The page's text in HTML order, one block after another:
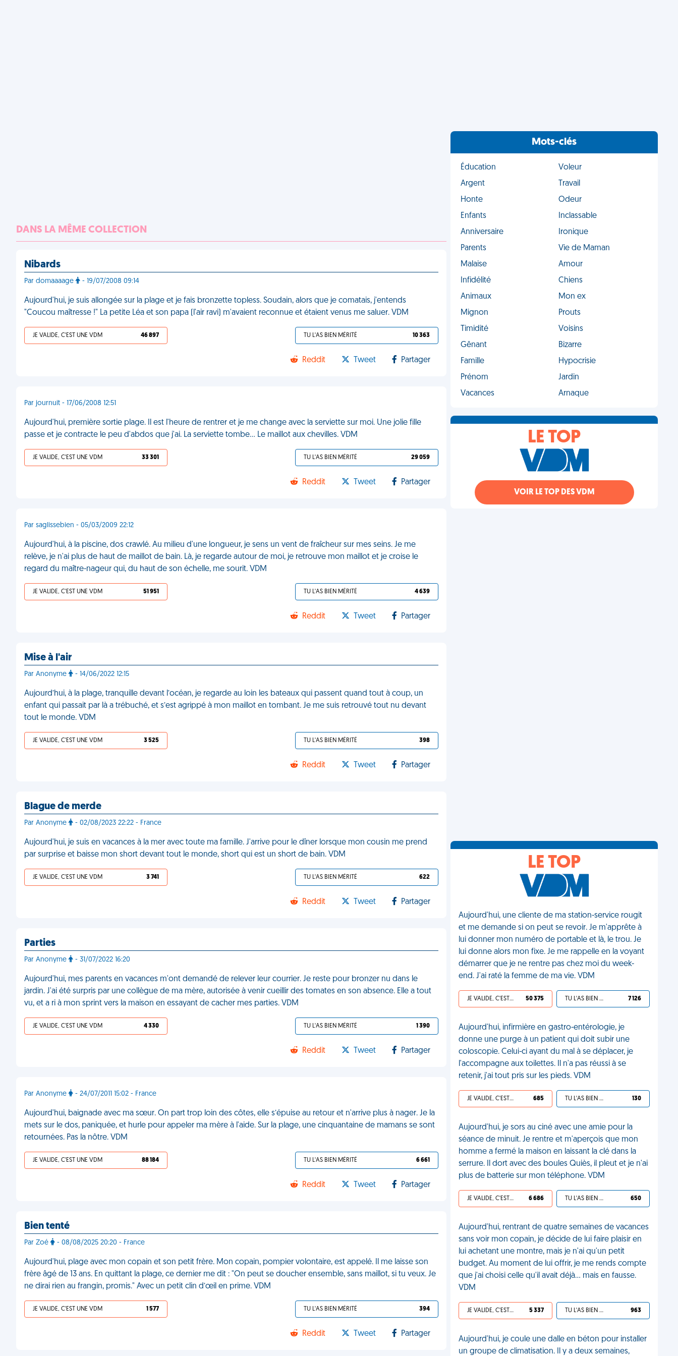
DANS LA MÊME COLLECTION
Nibards
Par domaaaage - 19/07/2008 09:14
Aujourd'hui, je suis allongée sur la plage et je fais bronzette topless. Soudain, alors que je comatais, j'entends
"Coucou maîtresse !" La petite Léa et son papa (l'air ravi) m'avaient reconnue et étaient venus me saluer. VDM
JE VALIDE, C'EST UNE VDM 46 897 TU L'AS BIEN MÉRITÉ 10 363
Reddit Tweet Partager
Par journuit - 17/06/2008 12:51
Aujourd'hui, première sortie plage. Il est l'heure de rentrer et je me change avec la serviette sur moi. Une jolie fille
passe et je contracte le peu d'abdos que j'ai. La serviette tombe... Le maillot aux chevilles. VDM
JE VALIDE, C'EST UNE VDM 33 301 TU L'AS BIEN MÉRITÉ 29 059
Reddit Tweet Partager
Par saglissebien - 05/03/2009 22:12
Aujourd'hui, à la piscine, dos crawlé. Au milieu d'une longueur, je sens un vent de fraîcheur sur mes seins. Je me
relève, je n'ai plus de haut de maillot de bain. Là, je regarde autour de moi, je retrouve mon maillot et je croise le
regard du maître-nageur qui, du haut de son échelle, me sourit. VDM
JE VALIDE, C'EST UNE VDM 51 951 TU L'AS BIEN MÉRITÉ 4 639
Reddit Tweet Partager
Mise à l'air
Par Anonyme - 14/06/2022 12:15
Aujourd’hui, à la plage, tranquille devant l’océan, je regarde au loin les bateaux qui passent quand tout à coup, un
enfant qui passait par là a trébuché, et s’est agrippé à mon maillot en tombant. Je me suis retrouvé tout nu devant
tout le monde. VDM
JE VALIDE, C'EST UNE VDM 3 525 TU L'AS BIEN MÉRITÉ 398
Reddit Tweet Partager
Blague de merde
Par Anonyme - 02/08/2023 22:22 - France
Aujourd'hui, je suis en vacances à la mer avec toute ma famille. J'arrive pour le dîner lorsque mon cousin me prend
par surprise et baisse mon short devant tout le monde, short qui est un short de bain. VDM
JE VALIDE, C'EST UNE VDM 3 741 TU L'AS BIEN MÉRITÉ 622
Reddit Tweet Partager
Parties
Par Anonyme - 31/07/2022 16:20
Aujourd'hui, mes parents en vacances m'ont demandé de relever leur courrier. Je reste pour bronzer nu dans le
jardin. J'ai été surpris par une collègue de ma mère, autorisée à venir cueillir des tomates en son absence. Elle a tout
vu, et a ri à mon sprint vers la maison en essayant de cacher mes parties. VDM
JE VALIDE, C'EST UNE VDM 4 330 TU L'AS BIEN MÉRITÉ 1 390
Reddit Tweet Partager
Par Anonyme - 24/07/2011 15:02 - France
Aujourd'hui, baignade avec ma sœur. On part trop loin des côtes, elle s’épuise au retour et n'arrive plus à nager. Je la
mets sur le dos, paniquée, et hurle pour appeler ma mère à l'aide. Sur la plage, une cinquantaine de mamans se sont
retournées. Pas la nôtre. VDM
JE VALIDE, C'EST UNE VDM 88 184 TU L'AS BIEN MÉRITÉ 6 661
Reddit Tweet Partager
Bien tenté
Par Zoé - 08/08/2025 20:20 - France
Aujourd'hui, plage avec mon copain et son petit frère. Mon copain, pompier volontaire, est appelé. Il me laisse son
frère âgé de 13 ans. En quittant la plage, ce dernier me dit : "On peut se doucher ensemble, sans maillot, si tu veux. Je
ne dirai rien au frangin, promis." Avec un petit clin d’œil en prime. VDM
JE VALIDE, C'EST UNE VDM 1 577 TU L'AS BIEN MÉRITÉ 394
Reddit Tweet Partager
Mots-clés
Éducation
Voleur
Argent
Travail
Honte
Odeur
Enfants
Inclassable
Anniversaire
Ironique
Parents
Vie de Maman
Malaise
Amour
Infidélité
Chiens
Animaux
Mon ex
Mignon
Prouts
Timidité
Voisins
Gênant
Bizarre
Famille
Hypocrisie
Prénom
Jardin
Vacances
Arnaque
LE TOP
VOIR LE TOP DES VDM
LE TOP
Aujourd'hui, une cliente de ma station-service rougit
et me demande si on peut se revoir. Je m'apprête à
lui donner mon numéro de portable et là, le trou. Je
lui donne alors mon fixe. Je me rappelle en la voyant
démarrer que je ne rentre pas chez moi du week-
end. J'ai raté la femme de ma vie. VDM
JE VALIDE, C'EST UNE VDM 50 375 TU L'AS BIEN MÉRITÉ 7 126
Aujourd'hui, infirmière en gastro-entérologie, je
donne une purge à un patient qui doit subir une
coloscopie. Celui-ci ayant du mal à se déplacer, je
l'accompagne aux toilettes. Il n'a pas réussi à se
retenir, j'ai tout pris sur les pieds. VDM
JE VALIDE, C'EST UNE VDM 685 TU L'AS BIEN MÉRITÉ 130
Aujourd'hui, je sors au ciné avec une amie pour la
séance de minuit. Je rentre et m'aperçois que mon
homme a fermé la maison en laissant la clé dans la
serrure. Il dort avec des boules Quiès, il pleut et je n'ai
plus de batterie sur mon téléphone. VDM
JE VALIDE, C'EST UNE VDM 6 686 TU L'AS BIEN MÉRITÉ 650
Aujourd'hui, rentrant de quatre semaines de vacances
sans voir mon copain, je décide de lui faire plaisir en
lui achetant une montre, mais je n'ai qu'un petit
budget. Au moment de lui offrir, je me rends compte
que j'ai choisi celle qu'il avait déjà... mais en fausse.
VDM
JE VALIDE, C'EST UNE VDM 5 337 TU L'AS BIEN MÉRITÉ 963
Aujourd'hui, je coule une dalle en béton pour installer
un groupe de climatisation. Il y a deux semaines,